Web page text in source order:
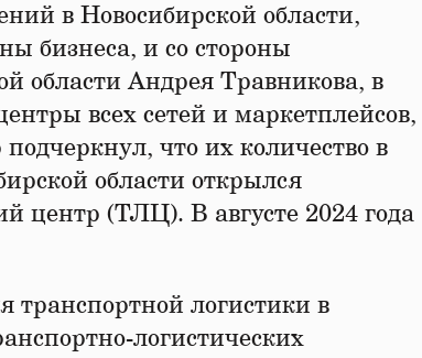
в Новосибирской области,
бизнеса, и со стороны
области Андрея Травникова, в
всех сетей и маркетплейсов,
что их количество в
области открылся
центр (ТЛЦ). В августе 2024 года
транспортной логистики в
логистических